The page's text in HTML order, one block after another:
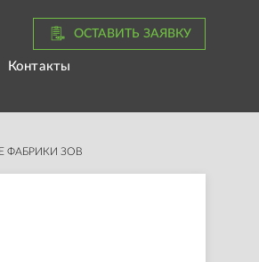
Контакты
ОСТАВИТЬ ЗАЯВКУ
ФАБРИКИ ЗОВ